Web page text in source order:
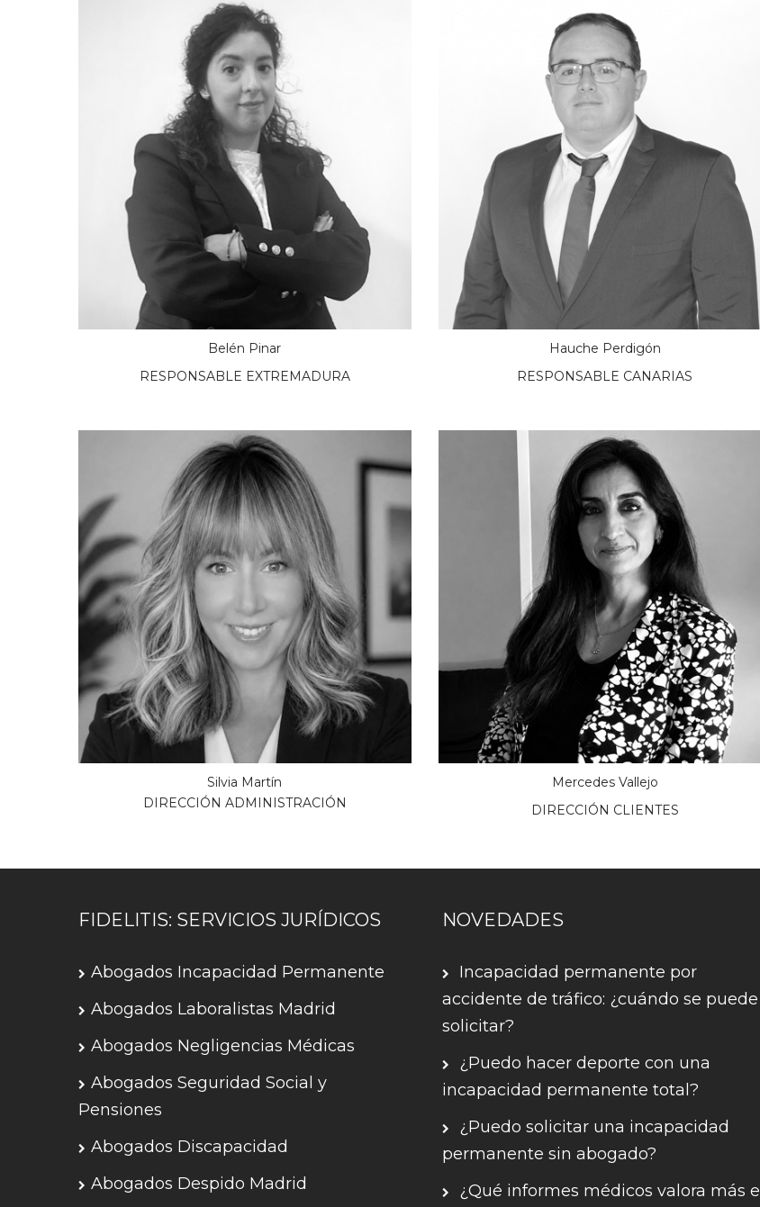
Belén Pinar
RESPONSABLE EXTREMADURA
Hauche Perdigón
RESPONSABLE CANARIAS
Silvia Martín
DIRECCIÓN ADMINISTRACIÓN
Mercedes Vallejo
DIRECCIÓN CLIENTES
FIDELITIS: SERVICIOS JURÍDICOS
Abogados Incapacidad Permanente
Abogados Laboralistas Madrid
Abogados Negligencias Médicas
Abogados Seguridad Social y
Pensiones
Abogados Discapacidad
Abogados Despido Madrid
NOVEDADES
Incapacidad permanente por
accidente de tráfico: ¿cuándo se puede
solicitar?
¿Puedo hacer deporte con una
incapacidad permanente total?
¿Puedo solicitar una incapacidad
permanente sin abogado?
¿Qué informes médicos valora más el